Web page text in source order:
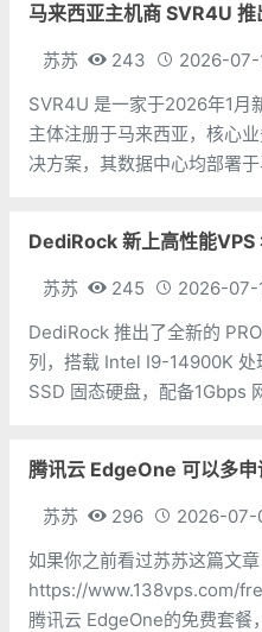
苏苏 243
2026-07-
SVR4U 是一家于2026年1月
主体注册于马来西亚，核心
决方案，其数据中心均部署
苏苏 245
2026-07-
DediRock 推出了全新的
列，搭载 Intel I9-14900K 处
SSD 固态硬盘，配备1Gbps
腾讯云 EdgeOne 可以多申
苏苏 296
2026-07-
如果你之前看过苏苏这篇文章
https://www.138vps.com/
腾讯云 EdgeOne的免费套餐